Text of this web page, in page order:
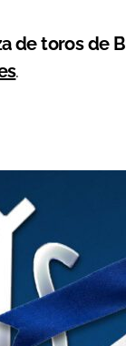
de toros de
.